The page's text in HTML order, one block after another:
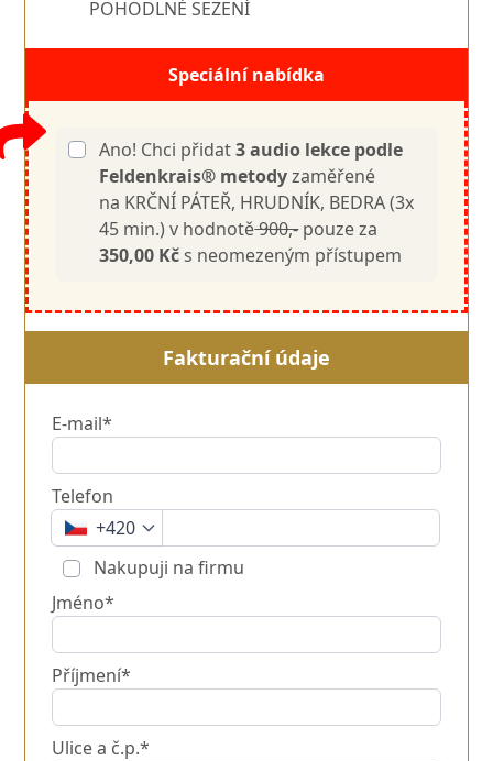
POHODLNÉ SEZENÍ
Speciální nabídka
Ano! Chci přidat3 audio lekce podle
Feldenkrais® metodyzaměřené
na KRČNÍ PÁTEŘ, HRUDNÍK, BEDRA (3x
45 min.) v hodnotě900,-pouze za
350,00 Kčs neomezeným přístupem
Fakturační údaje
E-mail*
Telefon
+420
Nakupuji na firmu
Jméno*
Příjmení*
Ulice a č.p.*